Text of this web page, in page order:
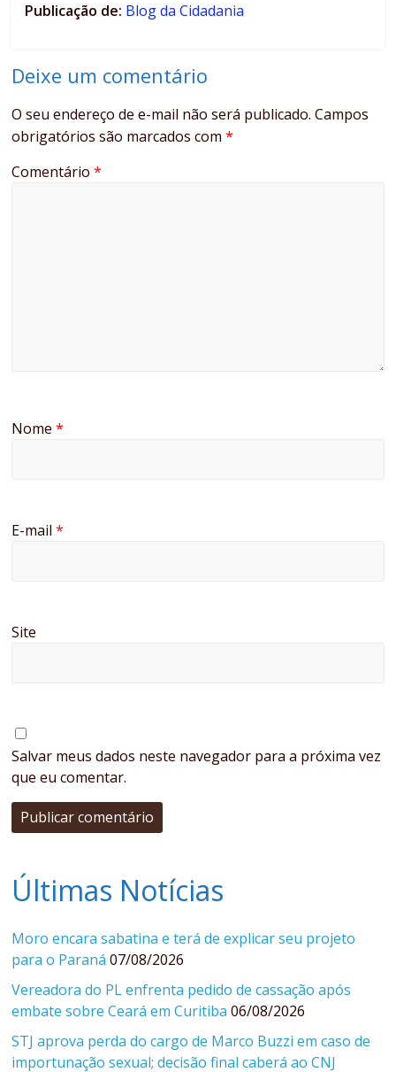
Publicação de: Blog da Cidadania
Deixe um comentário
O seu endereço de e-mail não será publicado. Campos
obrigatórios são marcados com*
Comentário*
Nome*
E-mail*
Site
Salvar meus dados neste navegador para a próxima vez
que eu comentar.
Últimas Notícias
Moro encara sabatina e terá de explicar seu projeto
para o Paraná 07/08/2026
Vereadora do PL enfrenta pedido de cassação após
embate sobre Ceará em Curitiba 06/08/2026
STJ aprova perda do cargo de Marco Buzzi em caso de
importunação sexual; decisão final caberá ao CNJ